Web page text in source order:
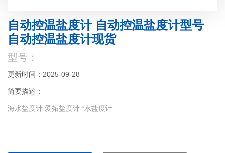
自动控温盐度计 自动控温盐度计型号
自动控温盐度计现货
型号：
更新时间：2025-09-28
简要描述：
海水盐度计 爱拓盐度计 *水盐度计